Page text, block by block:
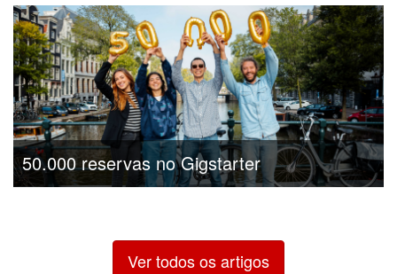
50.000 reservas no Gigstarter
Ver todos os artigos